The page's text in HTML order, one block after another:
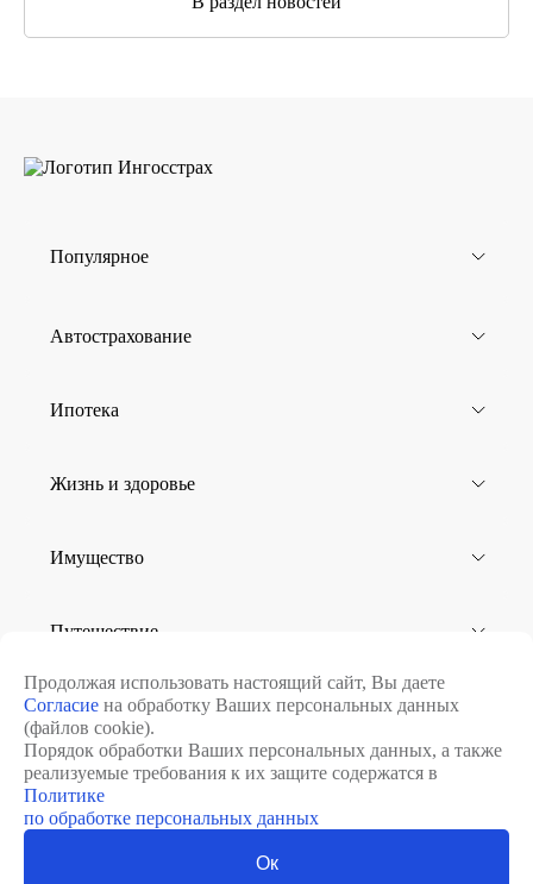
Популярное
Автострахование
Ипотека
Жизнь и здоровье
Имущество
Путешествие
Юридическим лицам
8 (812) 502-07-44
Клиентская поддержка
Продолжая использовать настоящий сайт, Вы даете
Согласие на обработку Ваших персональных данных
(файлов cookie).
Порядок обработки Ваших персональных данных, а также
реализуемые требования к их защите содержатся в
Политике
по обработке персональных данных
Ок